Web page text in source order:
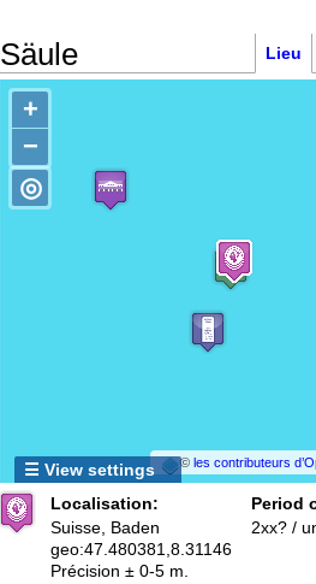
Säule Lieu
+
−
©les contributeurs
◎
☰ View settings
Localisation:
Suisse, Baden
geo:47.480381,8.31146
Précision ± 0-5 m.
Period
2xx? /